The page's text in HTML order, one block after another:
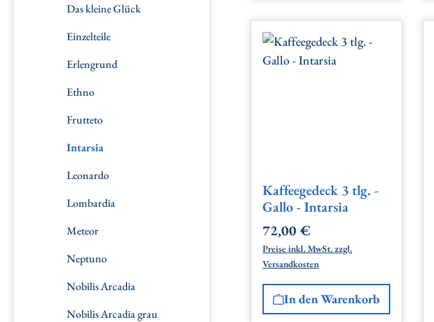
Das kleine Glück
Einzelteile
Erlengrund
Ethno
Frutteto
Intarsia
Leonardo
Lombardia
Meteor
Neptuno
Nobilis Arcadia
Nobilis Arcadia grau
Kaffeegedeck 3 tlg. -
Gallo - Intarsia
Regulärer Preis:
72,00 €
Preise inkl. MwSt. zzgl.
Versandkosten
In den Warenkorb